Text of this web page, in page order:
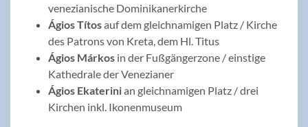
venezianische Dominikanerkirche
Ágios Títosauf dem gleichnamigen Platz / Kirche
des Patrons von Kreta, dem Hl. Titus
Ágios Márkos in der Fußgängerzone / einstige
Kathedrale der Venezianer
Ágios Ekaterinian gleichnamigen Platz / drei
Kirchen inkl. Ikonenmuseum